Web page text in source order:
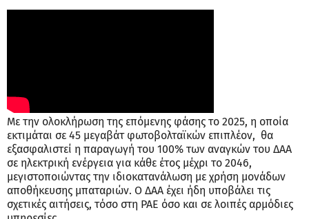
Με την ολοκλήρωση της επόμενης φάσης το 2025, η οποία
εκτιμάται σε 45 μεγαβάτ φωτοβολταϊκών επιπλέον, θα
εξασφαλιστεί η παραγωγή του 100% των αναγκών του ΔΑΑ
σε ηλεκτρική ενέργεια για κάθε έτος μέχρι το 2046,
μεγιστοποιώντας την ιδιοκατανάλωση με χρήση μονάδων
αποθήκευσης μπαταριών. Ο ΔΑΑ έχει ήδη υποβάλει τις
σχετικές αιτήσεις, τόσο στη ΡΑΕ όσο και σε λοιπές αρμόδιες